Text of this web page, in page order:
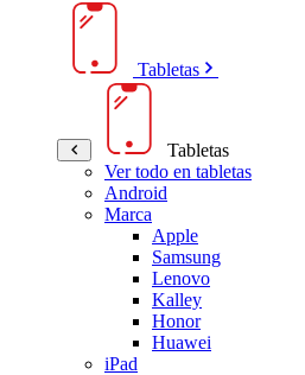
Tabletas
Tabletas
Ver todo en tabletas
Android
Marca
Apple
Samsung
Lenovo
Kalley
Honor
Huawei
iPad